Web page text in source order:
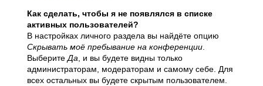
Как сделать, чтобы я не появлялся в списке
активных пользователей?
В настройках личного раздела вы найдёте опцию
Скрывать моё пребывание на конференции
ВыберитеДа , и вы будете видны только
администраторам, модераторам и самому себе. Для
всех остальных вы будете скрытым пользователем.